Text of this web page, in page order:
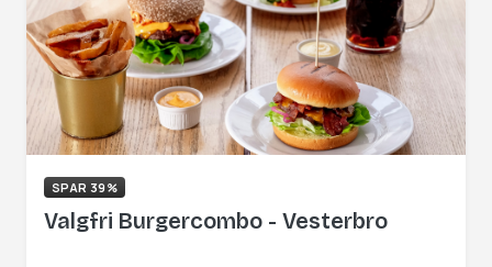
SPAR 39%
Valgfri Burgercombo - Vesterbro